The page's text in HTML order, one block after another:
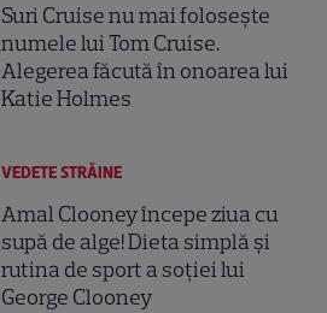
Suri Cruise nu mai folosește
numele lui Tom Cruise.
Alegerea făcută în onoarea lui
Katie Holmes
VEDETE STRĂINE
Amal Clooney începe ziua cu
supă de alge! Dieta simplă și
rutina de sport a soției lui
George Clooney